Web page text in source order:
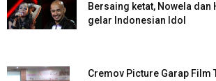
Bersaing ketat, Nowela dan
gelar Indonesian Idol
Cremov Picture Garap Film